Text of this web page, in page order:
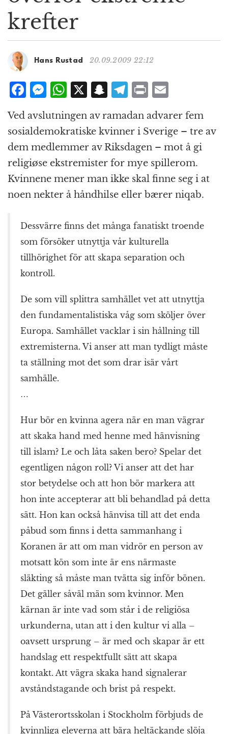
i
n
krefter
Hans Rustad 20.09.2009 22:12
F
c
e
b
o
o
k
M
ss
e
n
g
e
r
W
at
s
A
p
p
X S
a
p
c
h
at
T
el
e
g
r
a
m
P
ri
n
t
ai
l
Ved avslutningen av ramadan advarer fem
sosialdemokratiske kvinner i Sverige – tre av
dem medlemmer av Riksdagen – mot å gi
religiøse ekstremister for mye spillerom.
Kvinnene mener man ikke skal finne seg i at
noen nekter å håndhilse eller bærer niqab.
Dessvärre finns det många fanatiskt troende
som försöker utnyttja vår kulturella
tillhörighet för att skapa separation och
kontroll.
De som vill splittra samhället vet att utnyttja
den fundamentalistiska våg som sköljer över
Europa. Samhället vacklar i sin hållning till
extremisterna. Vi anser att man tydligt måste
ta ställning mot det som drar isär vårt
samhälle.
…
Hur bör en kvinna agera när en man vägrar
att skaka hand med henne med hänvisning
till islam? Le och låta saken bero? Spelar det
egentligen någon roll? Vi anser att det har
stor betydelse och att hon bör markera att
hon inte accepterar att bli behandlad på detta
sätt. Hon kan också hänvisa till att det enda
påbud som finns i detta sammanhang i
Koranen är att om man vidrör en person av
motsatt kön som inte är ens närmaste
släkting så måste man tvätta sig inför bönen.
Det gäller såväl män som kvinnor. Men
kärnan är inte vad som står i de religiösa
urkunderna, utan att i den kultur vi alla –
oavsett ursprung – är med och skapar är ett
handslag ett respektfullt sätt att skapa
kontakt. Att vägra skaka hand signalerar
avståndstagande och brist på respekt.
På Västerortsskolan i Stockholm förbjuds de
kvinnliga eleverna att bära heltäckande slöja